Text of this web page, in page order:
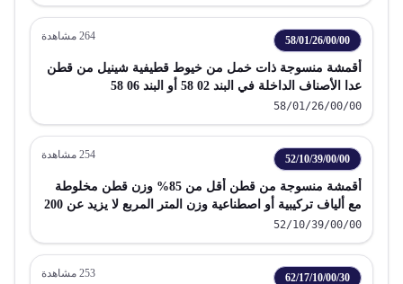
58/01/26/00/00
264 مشاهدة
أقمشة منسوجة ذات خمل من خيوط قطيفية شينيل من قطن
عدا الأصناف الداخلة في البند 02 58 أو البند 06 58
58/01/26/00/00
52/10/39/00/00
254 مشاهدة
أقمشة منسوجة من قطن أقل من 85% وزن قطن مخلوطة
مع ألياف تركيبية أو اصطناعية وزن المتر المربع لا يزيد عن 200
جم مصبوغة
52/10/39/00/00
62/17/10/00/30
253 مشاهدة